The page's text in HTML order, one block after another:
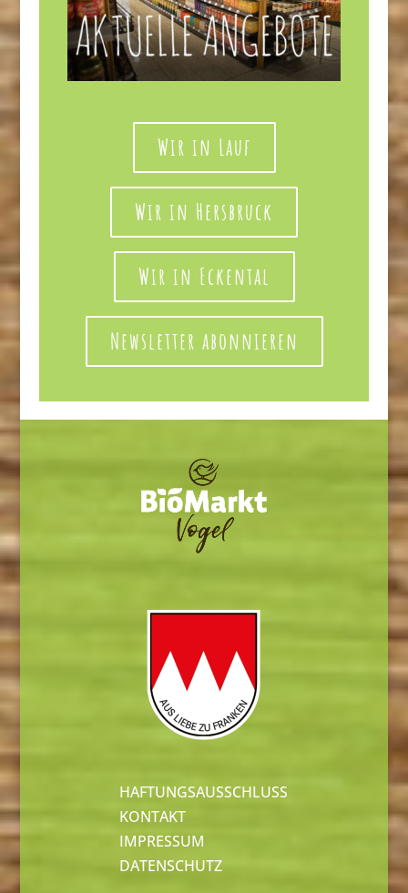
Wir in Lauf
Wir in Hersbruck
Wir in Eckental
Newsletter abonnieren
HAFTUNGSAUSSCHLUSS
KONTAKT
IMPRESSUM
DATENSCHUTZ